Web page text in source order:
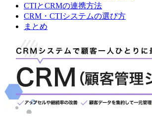
CTIとCRMの連携方法
CRM・CTIシステムの選び方
まとめ